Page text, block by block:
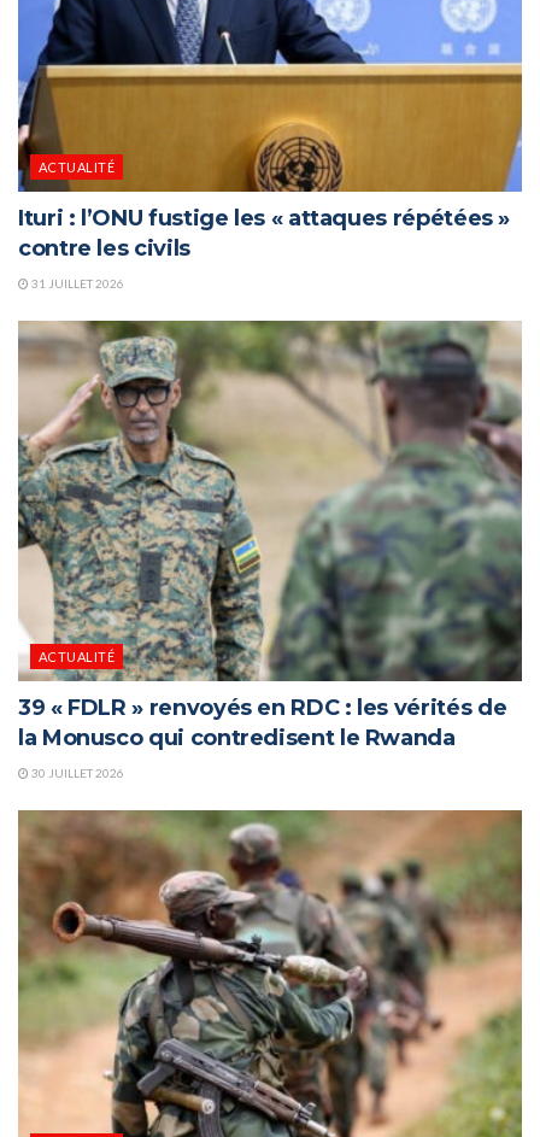
ACTUALITÉ
Ituri : l’ONU fustige les « attaques répétées »
contre les civils
31 JUILLET 2026
ACTUALITÉ
39 « FDLR » renvoyés en RDC : les vérités de
la Monusco qui contredisent le Rwanda
30 JUILLET 2026